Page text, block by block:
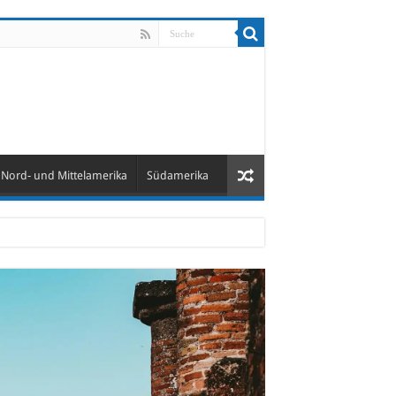
Nord- und Mittelamerika Südamerika